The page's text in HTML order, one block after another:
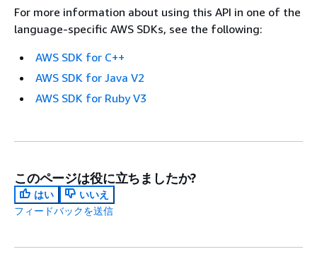
For more information about using this API in one of the
language-specific AWS SDKs, see the following:
AWS SDK for C++
AWS SDK for Java V2
AWS SDK for Ruby V3
このページは役に立ちましたか?
はい
いいえ
フィードバックを送信